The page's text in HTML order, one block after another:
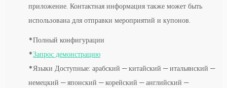
приложение. Контактная информация также может быть
использована для отправки мероприятий и купонов.
*Полный конфигурации
*Запрос демонстрацию
*Языки Доступные: арабский — китайский — итальянский —
немецкий — японский — корейский — английский —